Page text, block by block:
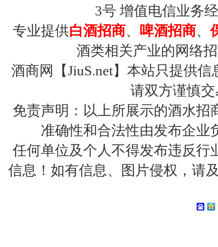
3号 增值电信业务
专业提供白酒招商、 啤酒招商、
酒类相关产业的网络
酒商网【JiuS.net】本站只提供
请双方谨慎
免责声明：以上所展示的酒水
准确性和合法性由发布企业
任何单位及个人不得发布违反行
信息！如有信息、图片侵权，请